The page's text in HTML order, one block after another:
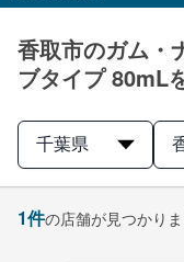
香取市のガム・
ブタイプ 80mL
千葉県
1件の店舗が見つかり